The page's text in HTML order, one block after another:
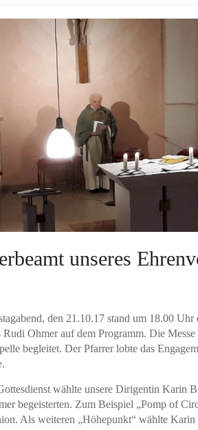
unseres
den 21.10.17 stand um 18.00
Ohmer auf dem Programm. Die
begleitet. Der Pfarrer lobte das
wählte unsere Dirigentin Karin
begeisterten. Zum Beispiel „Pomp of
Als weiteren „Höhepunkt“ wählte